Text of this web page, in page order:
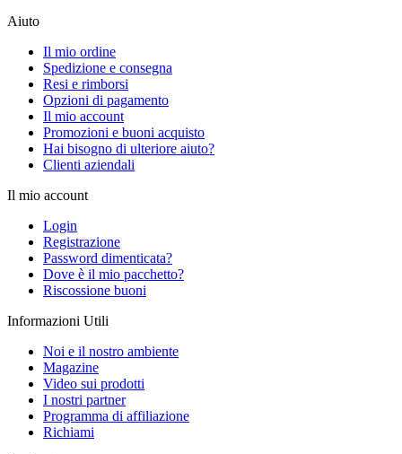
Aiuto
Il mio ordine
Spedizione e consegna
Resi e rimborsi
Opzioni di pagamento
Il mio account
Promozioni e buoni acquisto
Hai bisogno di ulteriore aiuto?
Clienti aziendali
Il mio account
Login
Registrazione
Password dimenticata?
Dove è il mio pacchetto?
Riscossione buoni
Informazioni Utili
Noi e il nostro ambiente
Magazine
Video sui prodotti
I nostri partner
Programma di affiliazione
Richiami